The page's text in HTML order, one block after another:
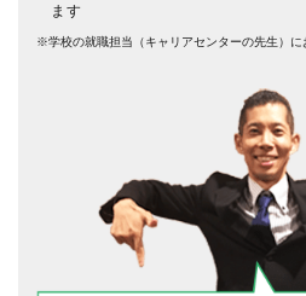
ます
※学校の就職担当（キャリアセンターの先生）